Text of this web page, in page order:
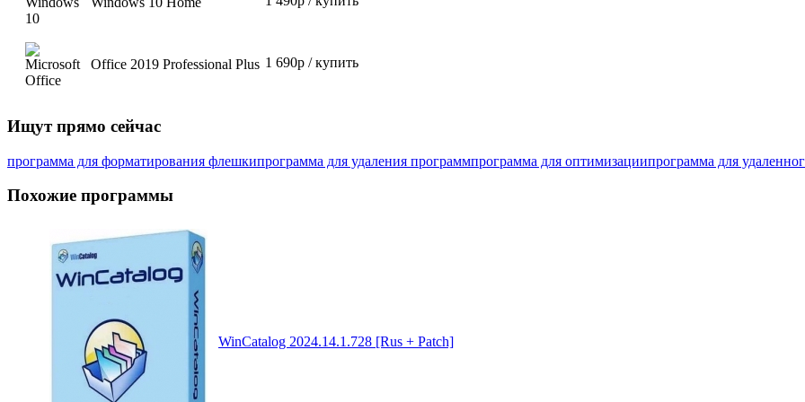
Office 2019 Professional Plus 1 690р / купить
Ищут прямо сейчас
программа для форматирования флешкипрограмма для удаления программпрограмма для оптимизациипрограмма для
Похожие программы
WinCatalog 2024.14.1.728 [Rus + Patch]